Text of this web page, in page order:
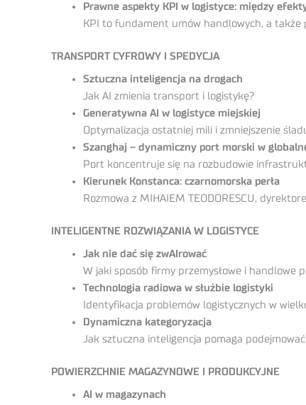
Prawne aspekty KPI w logistyce: między
KPI to fundament umów handlowych, a także
TRANSPORT CYFROWY I SPEDYCJA
Sztuczna inteligencja na drogach
Jak AI zmienia transport i logistykę?
Generatywna AI w logistyce miejskiej
Optymalizacja ostatniej mili i zmniejszenie
Szanghaj – dynamiczny port morski w
Port koncentruje się na rozbudowie
Kierunek Konstanca: czarnomorska perła
Rozmowa z MIHAIEM TEODORESCU,
INTELIGENTNE ROZWIĄZANIA W LOGISTYCE
Jak nie dać się zwAIrować
W jaki sposób firmy przemysłowe i handlowe
Technologia radiowa w służbie logistyki
Identyfikacja problemów logistycznych w
Dynamiczna kategoryzacja
Jak sztuczna inteligencja pomaga podejmować
POWIERZCHNIE MAGAZYNOWE I PRODUKCYJNE
AI w magazynach